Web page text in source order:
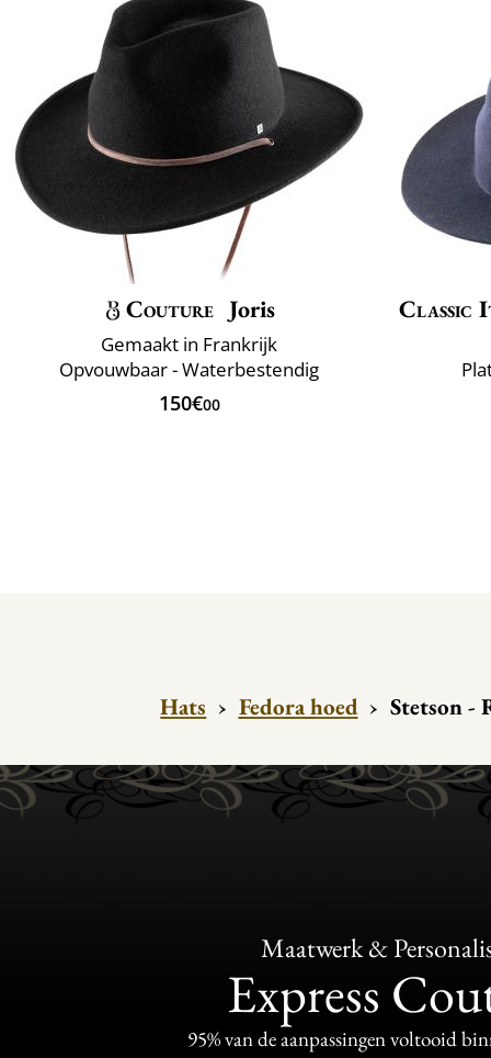
Couture Joris
Gemaakt in Frankrijk
Opvouwbaar - Waterbestendig
150€00
Classic
Hats › Fedora hoed › Stetson -
Maatwerk &
Express
95% van de aanpassingen voltooid